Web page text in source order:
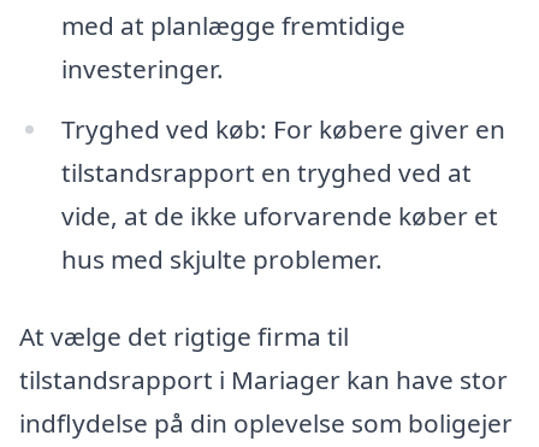
med at planlægge fremtidige
investeringer.
Tryghed ved køb: For købere giver en
tilstandsrapport en tryghed ved at
vide, at de ikke uforvarende køber et
hus med skjulte problemer.
At vælge det rigtige firma til
tilstandsrapport i Mariager kan have stor
indflydelse på din oplevelse som boligejer